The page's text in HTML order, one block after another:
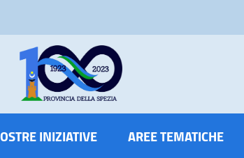
INIZIATIVE AREE TEMATICHE